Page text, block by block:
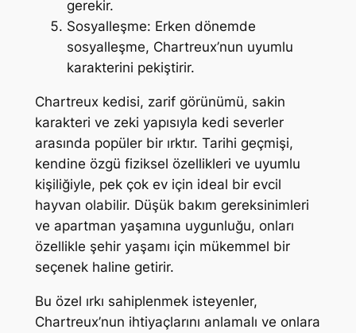
gerekir.
Sosyalleşme: Erken dönemde
sosyalleşme, Chartreux’nun uyumlu
karakterini pekiştirir.
Chartreux kedisi, zarif görünümü, sakin
karakteri ve zeki yapısıyla kedi severler
arasında popüler bir ırktır. Tarihi geçmişi,
kendine özgü fiziksel özellikleri ve uyumlu
kişiliğiyle, pek çok ev için ideal bir evcil
hayvan olabilir. Düşük bakım gereksinimleri
ve apartman yaşamına uygunluğu, onları
özellikle şehir yaşamı için mükemmel bir
seçenek haline getirir.
Bu özel ırkı sahiplenmek isteyenler,
Chartreux’nun ihtiyaçlarını anlamalı ve onlara